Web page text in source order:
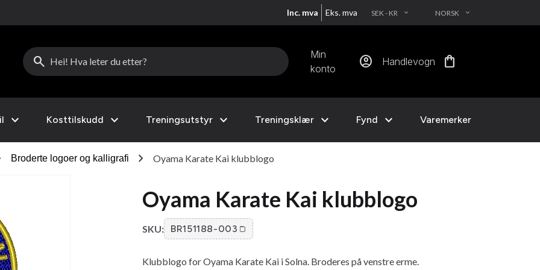
Inc. mva Eks. mva SEK - KR EXPAND_MORE NORSK EXPAND_MORE
search
Min
konto
account_circle Handlevogn shopping_bag
expand_more Kosttilskudd expand_more Treningsutstyr expand_more Treningsklær expand_more Fynd expand_more Varemerker
Broderte logoer og kalligrafi chevron_right Oyama Karate Kai klubblogo
Oyama Karate Kai klubblogo
SKU: BR151188-003
Klubblogo for Oyama Karate Kai i Solna. Broderes på venstre erme.